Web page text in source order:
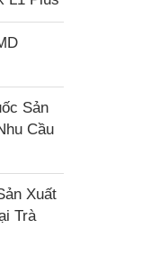
Sản
Cầu
Xuất
Trà